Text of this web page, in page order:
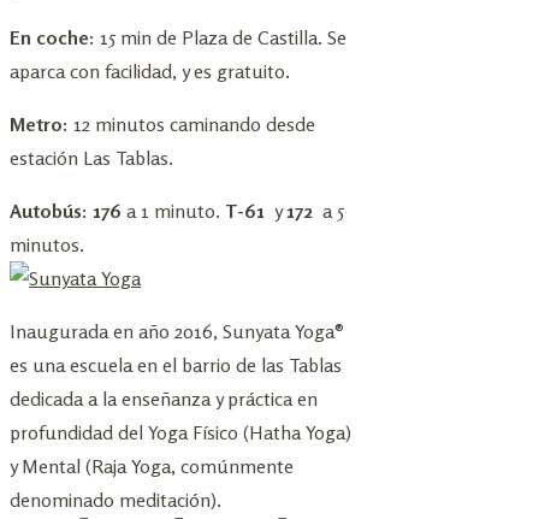
En coche: 15 min de Plaza de Castilla. Se
aparca con facilidad, y es gratuito.
Metro: 12 minutos caminando desde
estación Las Tablas.
Autobús: 176 a 1 minuto. T-61 y172 a 5
minutos.
Inaugurada en año 2016, Sunyata Yoga®
es una escuela en el barrio de las Tablas
dedicada a la enseñanza y práctica en
profundidad del Yoga Físico (Hatha Yoga)
y Mental (Raja Yoga, comúnmente
denominado meditación).